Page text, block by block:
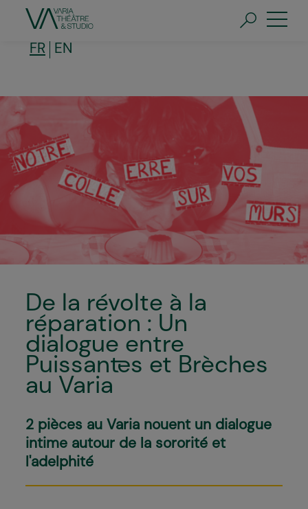
contenu
FR EN
De la révolte à la
réparation : Un
dialogue entre
Puissant·es et Brèches
au Varia
2 pièces au Varia nouent un dialogue
intime autour de la sororité et
l'adelphité